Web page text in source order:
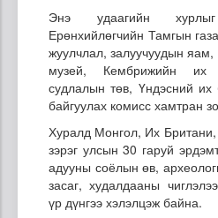
Энэ удаагийн
Ерөнхийлөгчийн Тамгын
жуулчлал, залуучуудын
музей, Кембрижийн их
судлалын төв, Үндэсний
байгуулах комисс хамтран
Хуралд Монгол, Их
зэрэг улсын 30 гаруй
адууны соёлын өв,
засаг, худалдааны
үр дүнгээ хэлэлцэж байна.